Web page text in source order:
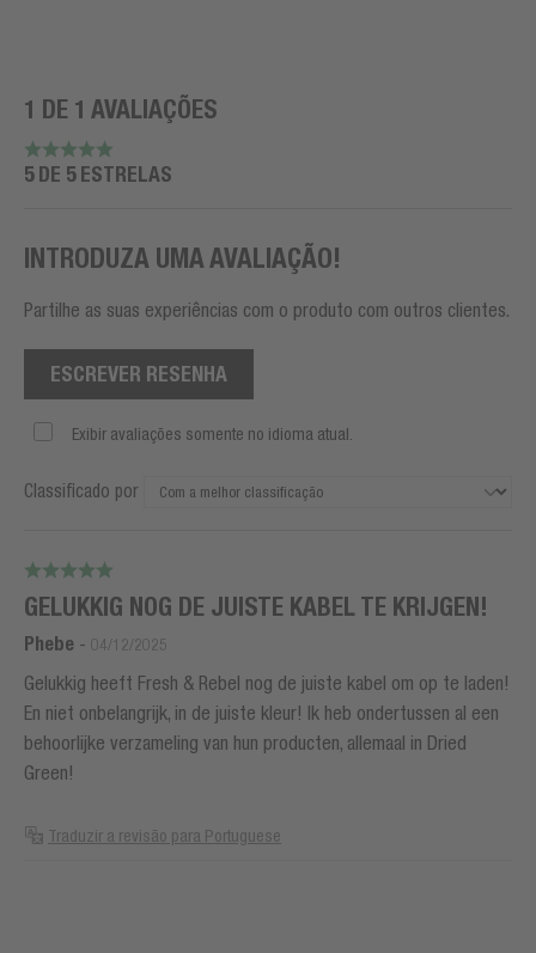
1 DE 1 AVALIAÇÕES
5 DE 5 ESTRELAS
INTRODUZA UMA AVALIAÇÃO!
Partilhe as suas experiências com o produto com outros clientes.
ESCREVER RESENHA
Exibir avaliações somente no idioma atual.
Classificado por
GELUKKIG NOG DE JUISTE KABEL TE KRIJGEN!
Phebe - 04/12/2025
Gelukkig heeft Fresh & Rebel nog de juiste kabel om op te laden!
En niet onbelangrijk, in de juiste kleur! Ik heb ondertussen al een
behoorlijke verzameling van hun producten, allemaal in Dried
Green!
Traduzir a revisão para Portuguese